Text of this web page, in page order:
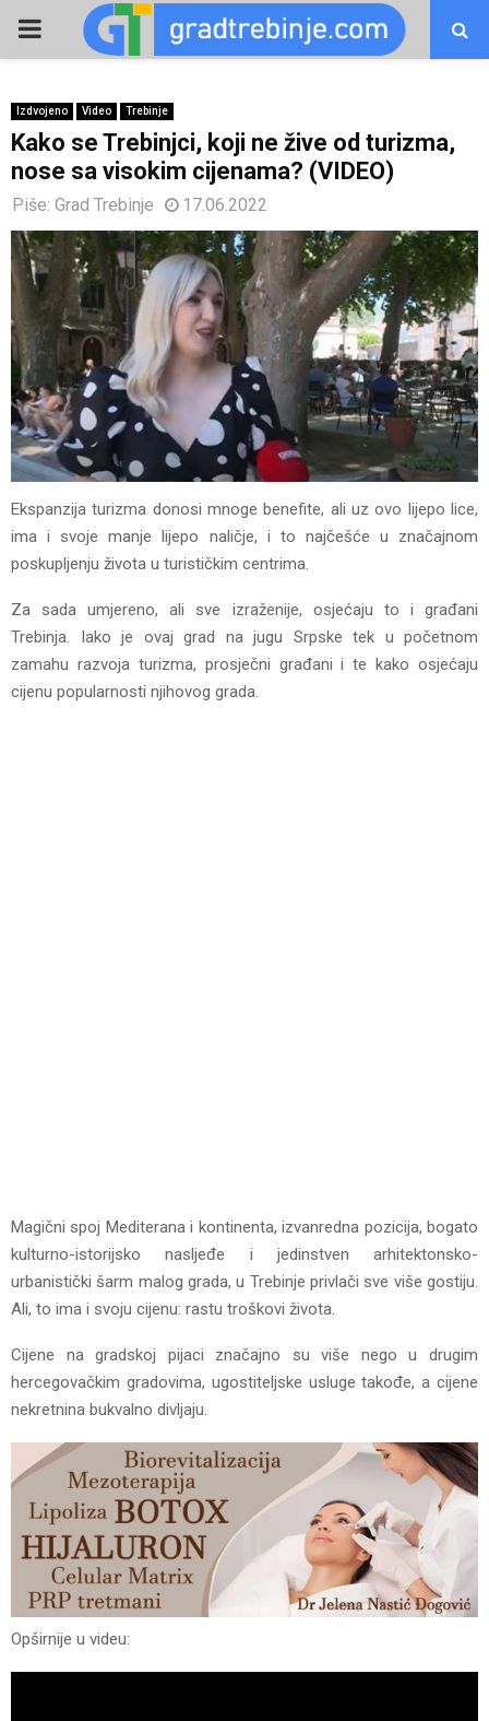
PRIMARY
Izdvojeno Video Trebinje
Kako se Trebinjci, koji ne žive od turizma,
nose sa visokim cijenama? (VIDEO)
Piše: Grad Trebinje 17.06.2022
Ekspanzija turizma donosi mnoge benefite, ali uz ovo lijepo lice,
ima i svoje manje lijepo naličje, i to najčešće u značajnom
poskupljenju života u turističkim centrima.
Za sada umjereno, ali sve izraženije, osjećaju to i građani
Trebinja. Iako je ovaj grad na jugu Srpske tek u početnom
zamahu razvoja turizma, prosječni građani i te kako osjećaju
cijenu popularnosti njihovog grada.
Magični spoj Mediterana i kontinenta, izvanredna pozicija, bogato
kulturno-istorijsko nasljeđe i jedinstven arhitektonsko-
urbanistički šarm malog grada, u Trebinje privlači sve više gostiju.
Ali, to ima i svoju cijenu: rastu troškovi života.
Cijene na gradskoj pijaci značajno su više nego u drugim
hercegovačkim gradovima, ugostiteljske usluge takođe, a cijene
nekretnina bukvalno divljaju.
Opširnije u videu: